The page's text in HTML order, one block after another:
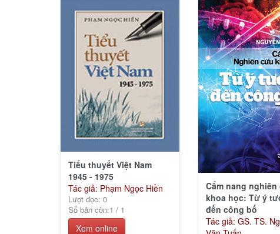
Tiểu thuyết Việt Nam
1945 - 1975
Tác giả: Phạm Ngọc Hiền
Lượt đọc: 0
Số bản còn:1 /1
Xem online
Cẩm nang nghiên
khoa học: Từ ý
đến công bố
Tác giả: GS. TS.